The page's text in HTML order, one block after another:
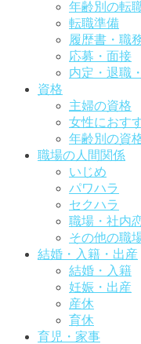
年齢別の転
転職準備
履歴書・職
応募・面接
内定・退職
資格
主婦の資格
女性におす
年齢別の資
職場の人間関係
いじめ
パワハラ
セクハラ
職場・社内
その他の職
結婚・入籍・出産
結婚・入籍
妊娠・出産
産休
育休
育児・家事